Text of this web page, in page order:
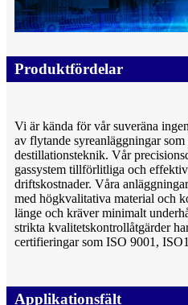
Produktfördelar
Vi är kända för vår suveräna
av flytande syreanläggningar
destillationsteknik. Vår
gassystem tillförlitliga och
driftskostnader. Våra
med högkvalitativa material och
länge och kräver minimalt
strikta kvalitetskontrollåtgärder
certifieringar som ISO 9001,
Applikationsfält